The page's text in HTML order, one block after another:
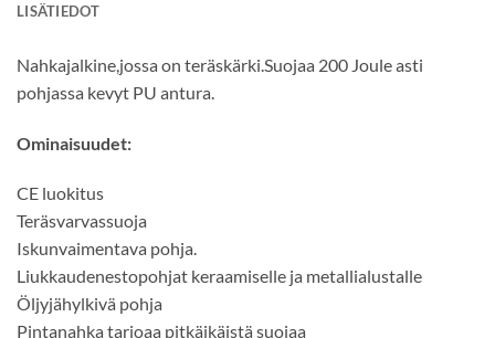
LISÄTIEDOT
Nahkajalkine,jossa on teräskärki.Suojaa 200 Joule asti
pohjassa kevyt PU antura.
Ominaisuudet:
CE luokitus
Teräsvarvassuoja
Iskunvaimentava pohja.
Liukkaudenestopohjat keraamiselle ja metallialustalle
Öljyjähylkivä pohja
Pintanahka tarjoaa pitkäikäistä suojaa